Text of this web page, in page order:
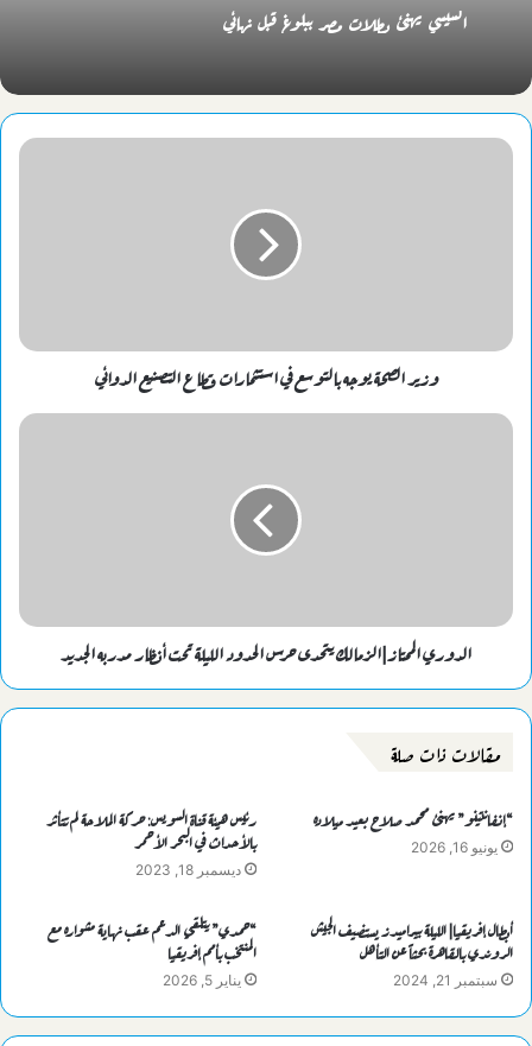
السيسي يهنئ بطلات مصر ببلوغ قبل نهائي
وزير الصحة يوجه بالتوسع في استثمارات قطاع التصنيع الدوائي
الدوري الممتاز|الزمالك يتحدى حرس الحدود الليلة تحت أنظار مدربه الجديد
مقالات ذات صلة
“إنفانتينو” يهنئ محمد صلاح بعيد ميلاده
يونيو 16, 2026
رئيس هيئة قناة السويس: حركة الملاحة لم تتأثر
بالأحداث في البحر الأحمر
ديسمبر 18, 2023
أبطال إفريقيا| الليلة بيراميدز يستضيف الجيش
الروندي بالقاهرة بحثاً عن التأهل
سبتمبر 21, 2024
“حمدي” يتلقي الدعم عقب نهاية مشواره مع
المنتخب بأمم إفريقيا
يناير 5, 2026